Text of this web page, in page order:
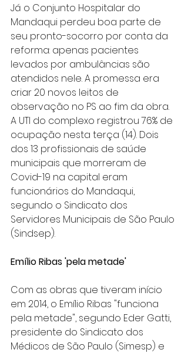
Já o Conjunto Hospitalar do
Mandaqui perdeu boa parte de
seu pronto-socorro por conta da
reforma: apenas pacientes
levados por ambulâncias são
atendidos nele. A promessa era
criar 20 novos leitos de
observação no PS ao fim da obra.
A UTI do complexo registrou 76% de
ocupação nesta terça (14). Dois
dos 13 profissionais de saúde
municipais que morreram de
Covid-19 na capital eram
funcionários do Mandaqui,
segundo o Sindicato dos
Servidores Municipais de São Paulo
(Sindsep).
Emílio Ribas 'pela metade'
Com as obras que tiveram início
em 2014, o Emílio Ribas "funciona
pela metade", segundo Eder Gatti,
presidente do Sindicato dos
Médicos de São Paulo (Simesp) e